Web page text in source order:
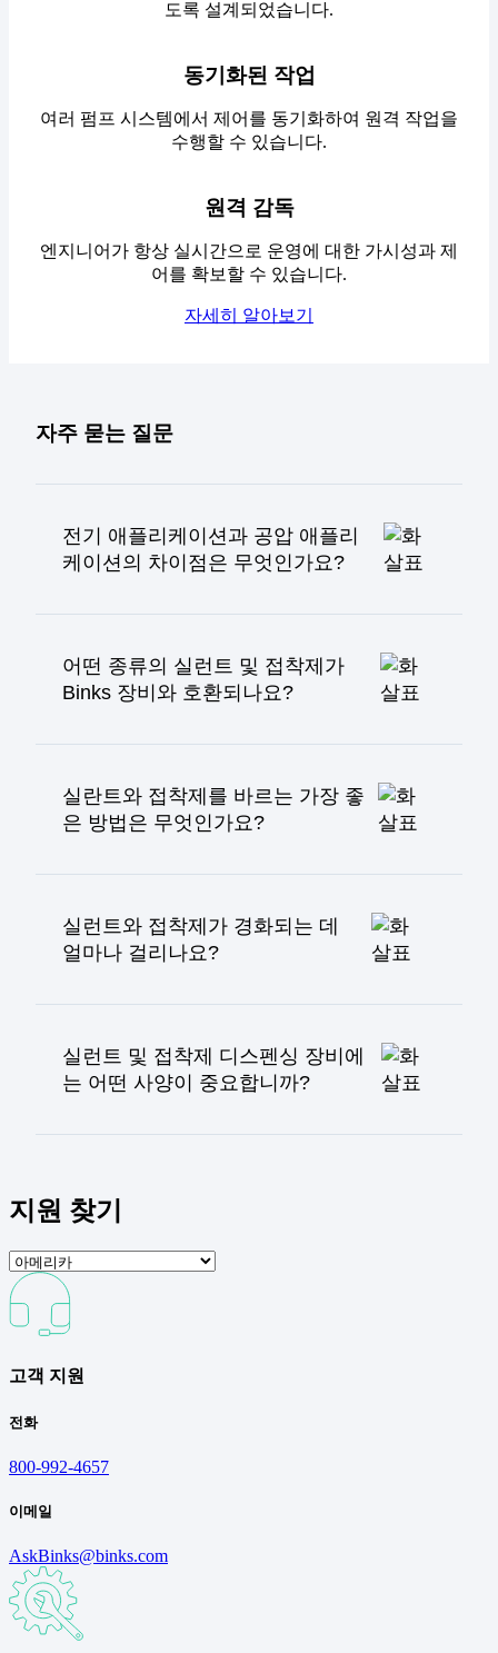
도록 설계되었습니다.
동기화된 작업
여러 펌프 시스템에서 제어를 동기화하여 원격 작업을
수행할 수 있습니다.
원격 감독
엔지니어가 항상 실시간으로 운영에 대한 가시성과 제
어를 확보할 수 있습니다.
자세히 알아보기
자주 묻는 질문
전기 애플리케이션과 공압 애플리
케이션의 차이점은 무엇인가요?
실런트 및 접착제의 공압식 도포는 압축 공기 펌
모터 구동 펌프를 사용합니다. 공압 시스템은 대
량 작업에는 더 빠르지만 정밀도가 떨어지는 반
면, 전기 시스템은 자동차 제조나 전기차 배터리
어떤 종류의 실런트 및 접착제가
Binks 장비와 호환되나요?
Binks 장비는 윤활제, 실란트, 매스틱, 접착제, 에
용액과 호환됩니다.
실란트와 접착제를 바르는 가장 좋
은 방법은 무엇인가요?
가장 좋은 방법은 없으며, 작업과 밀봉 또는 접착
다. 연속 비드 패턴은 조인트와 이음새를 밀봉하
는 데 가장 적합하며, 도팅은 전자 제품 및 소형
부품 조립에 적합합니다. 스프레이는 얇은 접착
실런트와 접착제가 경화되는 데
얼마나 걸리나요?
실런트와 접착제는 일반적으로 완전히 경화되는
포 두께가 경화 속도를 결정하는 중요한 요소입
니다. 건조 및 경화에는 보통 세 단계가 있습니
다:
맨 위 층이 만졌을 때 건조하게 느껴지는
은 재료가 취급 가능하지만 완전히 경화되
완전 경화(최대 14일)는 재료가 최적의 강
실런트 및 접착제 디스펜싱 장비에
는 어떤 사양이 중요합니까?
실런트 및 접착제용 디스펜싱 장비를 선택할 때
디스펜싱 압력 및 유량
머티리얼 유형 호환성
시스템 유형(공압식 대 전기식)
노즐 및 팁 디자인
지원 찾기
고객 지원
전화
800-992-4657
이메일
AskBinks@binks.com